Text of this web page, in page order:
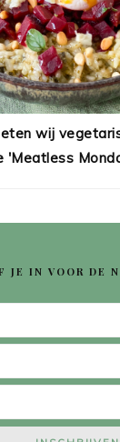
wij
'Meatless
JE IN VOOR DE